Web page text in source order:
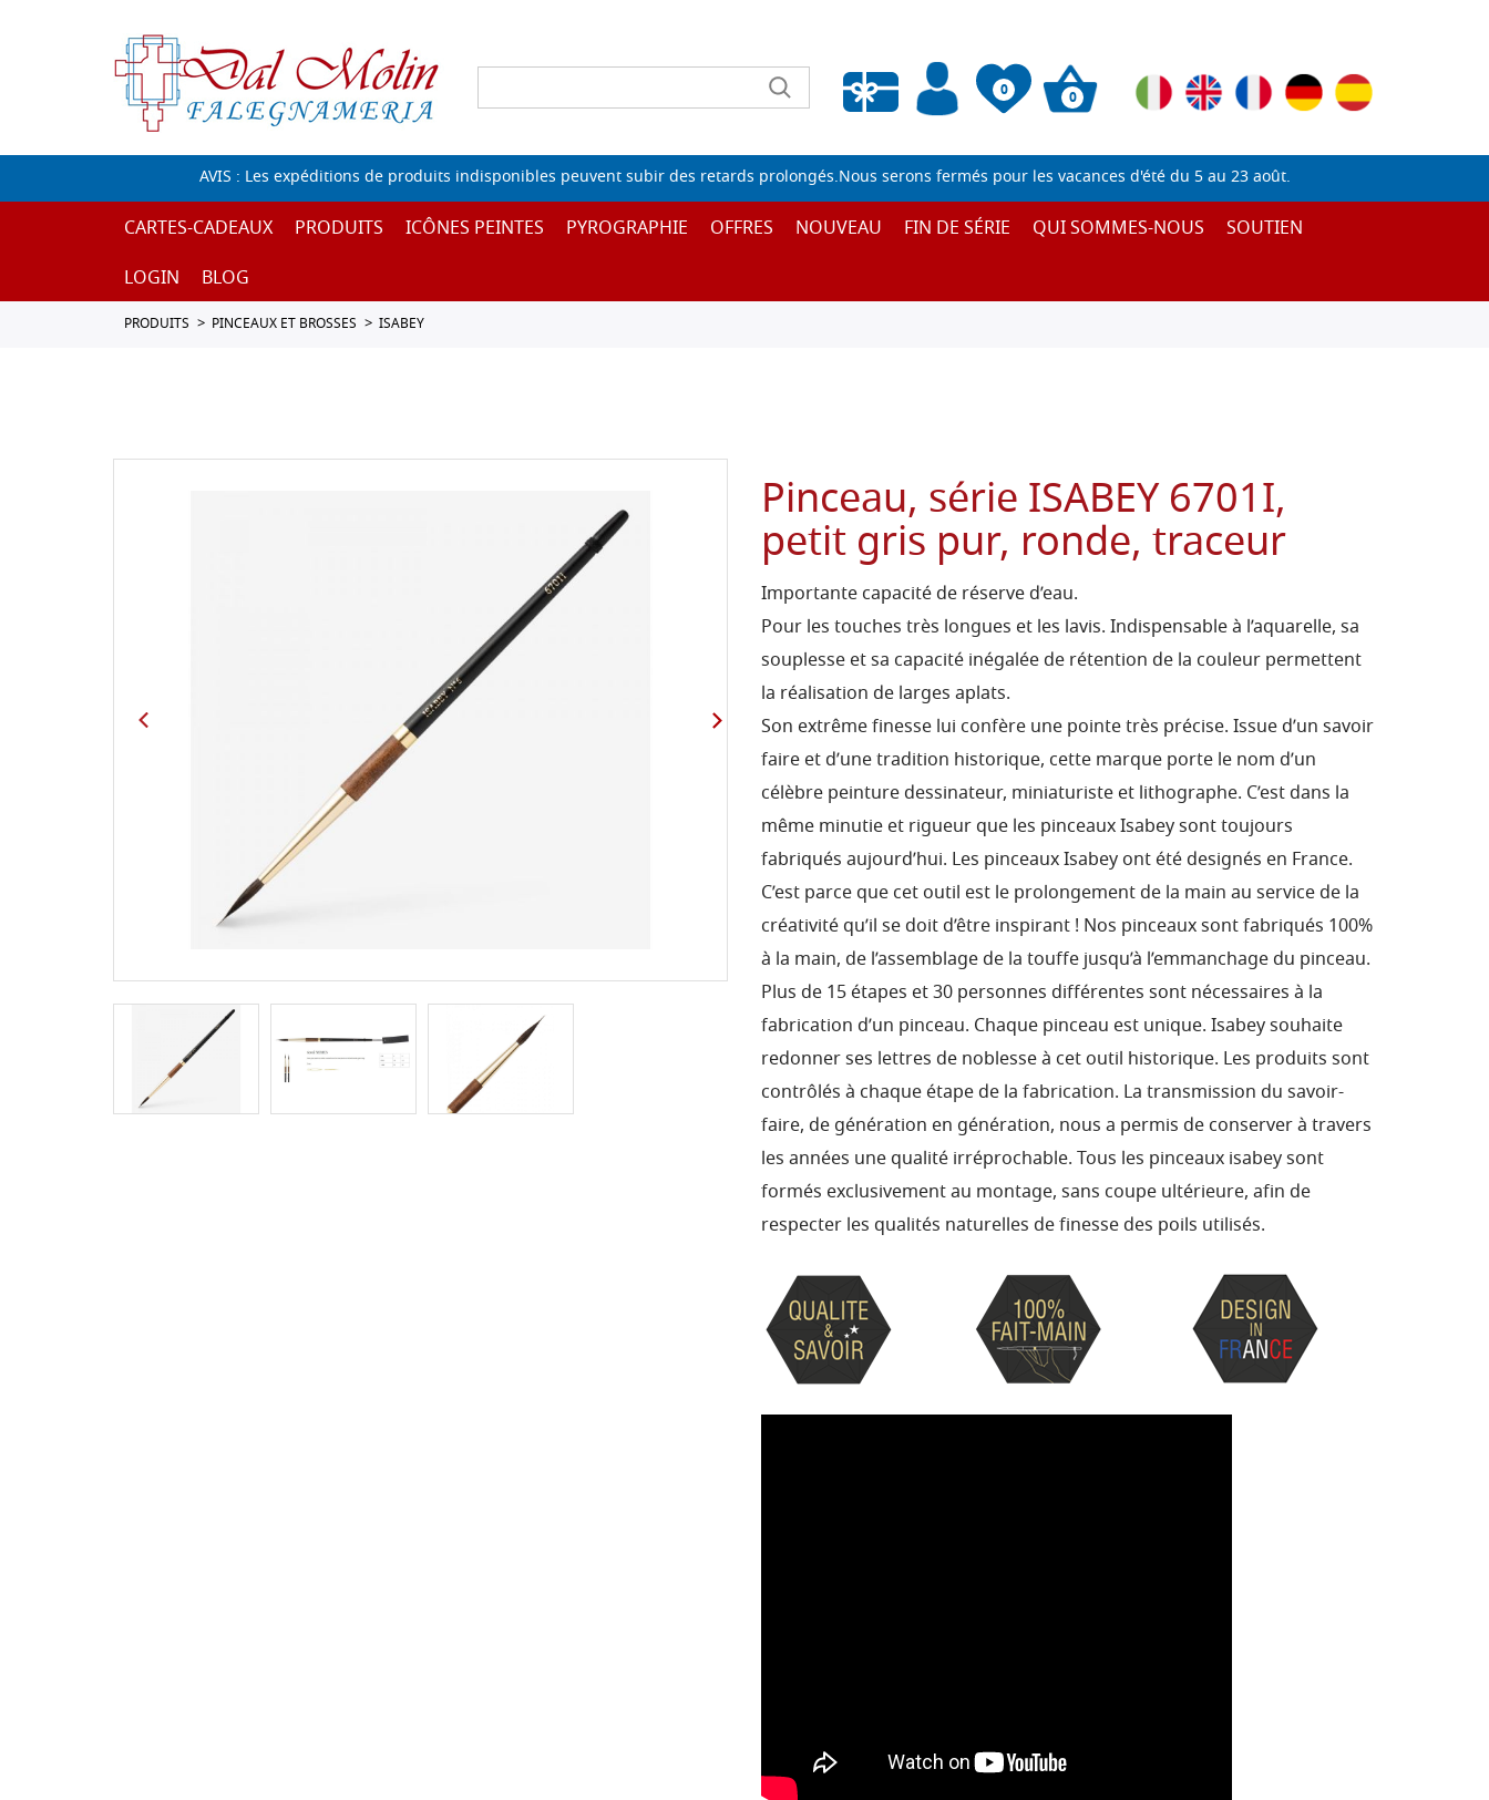
0
Liste de souhaits vide
0
AVIS : Les expéditions de produits indisponibles peuvent subir des retards prolongés.Nous serons fermés pour les vacances d'été du 5 au 23 août.
CARTES-CADEAUX PRODUITS ICÔNES PEINTES PYROGRAPHIE OFFRES NOUVEAU FIN DE SÉRIE QUI SOMMES-NOUS
SOUTIEN
LOGIN
BLOG
PRODUITS PINCEAUX ET BROSSES ISABEY
Pinceau, série ISABEY 6701I,
petit gris pur, ronde, traceur
Importante capacité de réserve d’eau.
Pour les touches très longues et les lavis. Indispensable à l’aquarelle, sa
souplesse et sa capacité inégalée de rétention de la couleur permettent
la réalisation de larges aplats.
Son extrême finesse lui confère une pointe très précise. Issue d’un savoir
faire et d’une tradition historique, cette marque porte le nom d’un
célèbre peinture dessinateur, miniaturiste et lithographe. C’est dans la
même minutie et rigueur que les pinceaux Isabey sont toujours
fabriqués aujourd’hui. Les pinceaux Isabey ont été designés en France.
C’est parce que cet outil est le prolongement de la main au service de la
créativité qu’il se doit d’être inspirant ! Nos pinceaux sont fabriqués 100%
à la main, de l’assemblage de la touffe jusqu’à l’emmanchage du pinceau.
Plus de 15 étapes et 30 personnes différentes sont nécessaires à la
fabrication d’un pinceau. Chaque pinceau est unique. Isabey souhaite
redonner ses lettres de noblesse à cet outil historique. Les produits sont
contrôlés à chaque étape de la fabrication. La transmission du savoir-
faire, de génération en génération, nous a permis de conserver à travers
les années une qualité irréprochable. Tous les pinceaux isabey sont
formés exclusivement au montage, sans coupe ultérieure, afin de
respecter les qualités naturelles de finesse des poils utilisés.